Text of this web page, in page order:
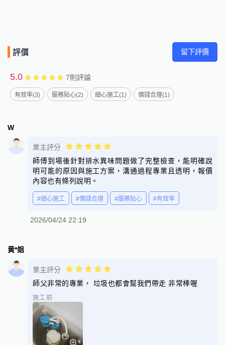
評價 留下評價
5.0 7則評論
有效率(3) 服務貼心(2) 細心施工(1) 價錢合理(1)
W
業主評分
師傅到場後針對排水異味問題做了完整檢查，能明確說
明可能的原因與施工方案，溝通過程專業且透明，報價
內容也有條列說明。
#細心施工 #價錢合理 #服務貼心 #有效率
2026/04/24 22:19
黄*姐
業主評分
師父非常的專業， 垃圾也都會幫我們帶走 非常棒喔
施工前